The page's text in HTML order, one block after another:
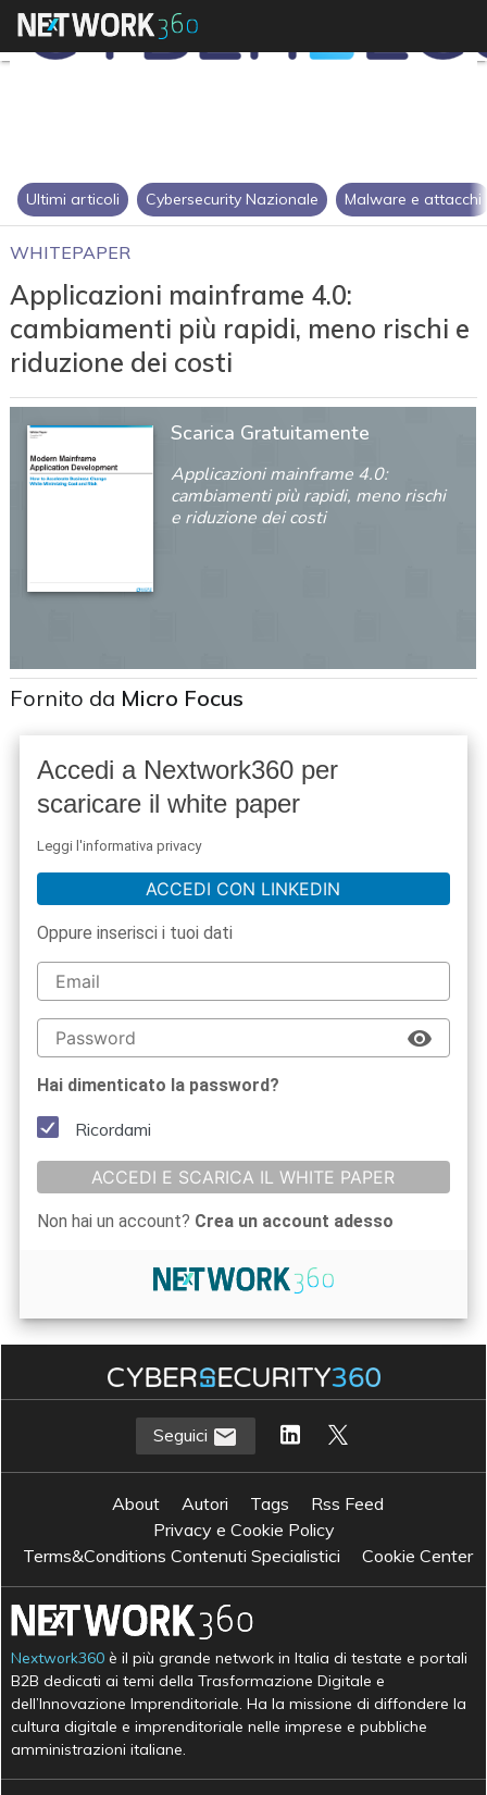
Ultimi articoli Cybersecurity Nazionale Malware e attacchi
WHITEPAPER
Applicazioni mainframe 4.0:
cambiamenti più rapidi, meno rischi e
riduzione dei costi
Scarica Gratuitamente
Applicazioni mainframe 4.0:
cambiamenti più rapidi, meno rischi
e riduzione dei costi
Fornito da Micro Focus
Accedi a Nextwork360 per
scaricare il white paper
Leggi l'informativa privacy
ACCEDI CON LINKEDIN
Oppure inserisci i tuoi dati
Hai dimenticato la password?
Ricordami
ACCEDI E SCARICA IL WHITE PAPER
Non hai un account? Crea un account adesso
Seguici
About Autori Tags
Rss Feed
Privacy e Cookie Policy
Terms&Conditions Contenuti Specialistici
Cookie Center
Nextwork360 è il più grande network in Italia di testate e portali
B2B dedicati ai temi della Trasformazione Digitale e
dell’Innovazione Imprenditoriale. Ha la missione di diffondere la
cultura digitale e imprenditoriale nelle imprese e pubbliche
amministrazioni italiane.